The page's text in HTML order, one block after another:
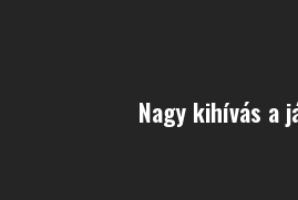
Nagy kihívás a